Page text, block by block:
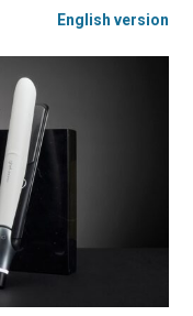
English version